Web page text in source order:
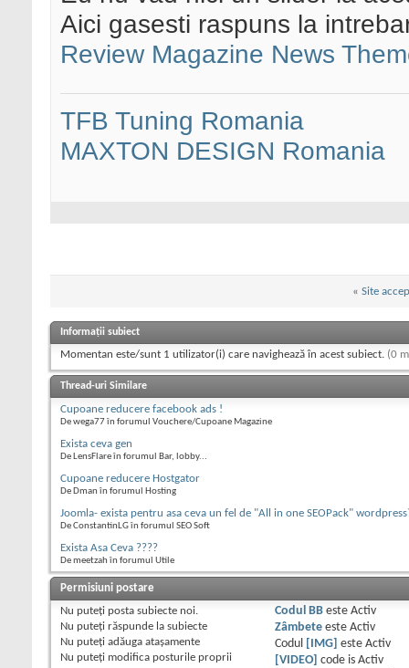
Aici gasesti raspuns la
Review Magazine News
TFB Tuning Romania
MAXTON DESIGN Romania
« Site
Informații subiect
Momentan este/sunt 1 utilizator(i) care navighează în acest subiect. (0
Thread-uri Similare
Cupoane reducere facebook ads !
De wega77 în forumul Vouchere/Cupoane Magazine
Exista ceva gen
De LensFlare în forumul Bar, lobby...
Cupoane reducere Hostgator
De Dman în forumul Hosting
Joomla- exista pentru asa ceva un fel de "All in one SEOPack"
De ConstantinLG în forumul SEO Soft
Exista Asa Ceva ????
De meetzah în forumul Utile
Permisiuni postare
Nu puteţi posta subiecte noi.
Nu puteţi răspunde la subiecte
Nu puteţi adăuga ataşamente
Nu puteţi modifica posturile proprii
Codul BBeste Activ
Zâmbeteeste Activ
Codul
[IMG] este Activ
[VIDEO]
code is Activ